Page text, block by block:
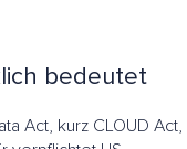
bedeutet
Act, kurz CLOUD Act,